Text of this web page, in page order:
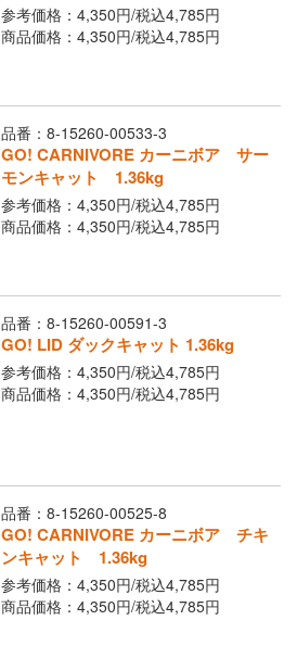
参考価格：4,350円/税込4,785円
商品価格：4,350円/税込4,785円
品番：8-15260-00533-3
GO! CARNIVORE カーニボア サー
モンキャット 1.36kg
参考価格：4,350円/税込4,785円
商品価格：4,350円/税込4,785円
品番：8-15260-00591-3
GO! LID ダックキャット 1.36kg
参考価格：4,350円/税込4,785円
商品価格：4,350円/税込4,785円
品番：8-15260-00525-8
GO! CARNIVORE カーニボア チキ
ンキャット 1.36kg
参考価格：4,350円/税込4,785円
商品価格：4,350円/税込4,785円